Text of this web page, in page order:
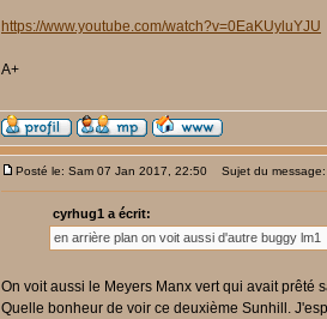
https://www.youtube.com/watch?v=0EaKUyluYJU
A+
Posté le: Sam 07 Jan 2017, 22:50 Sujet du message:
cyrhug1 a écrit:
en arrière plan on voit aussi d'autre buggy lm1
On voit aussi le Meyers Manx vert qui avait prêté
Quelle bonheur de voir ce deuxième Sunhill.